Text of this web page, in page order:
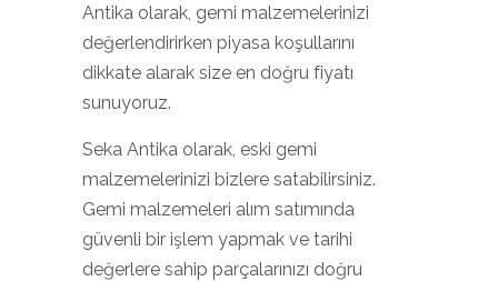
Antika olarak, gemi malzemelerinizi
değerlendirirken piyasa koşullarını
dikkate alarak size en doğru fiyatı
sunuyoruz.
Seka Antika olarak, eski gemi
malzemelerinizi bizlere satabilirsiniz.
Gemi malzemeleri alım satımında
güvenli bir işlem yapmak ve tarihi
değerlere sahip parçalarınızı doğru